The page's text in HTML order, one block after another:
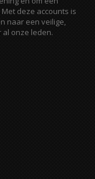
deze accounts is
naar een veilige,
onze leden.